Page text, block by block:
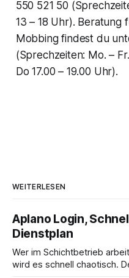
550 521 50
13 – 18 Uhr). Beratung
Mobbing findest du
(Sprechzeiten: Mo. –
Do 17.00 – 19.00 Uhr).
WEITERLESEN
Aplano Login,
Dienstplan
Wer im Schichtbetrieb
wird es schnell chaotisch.